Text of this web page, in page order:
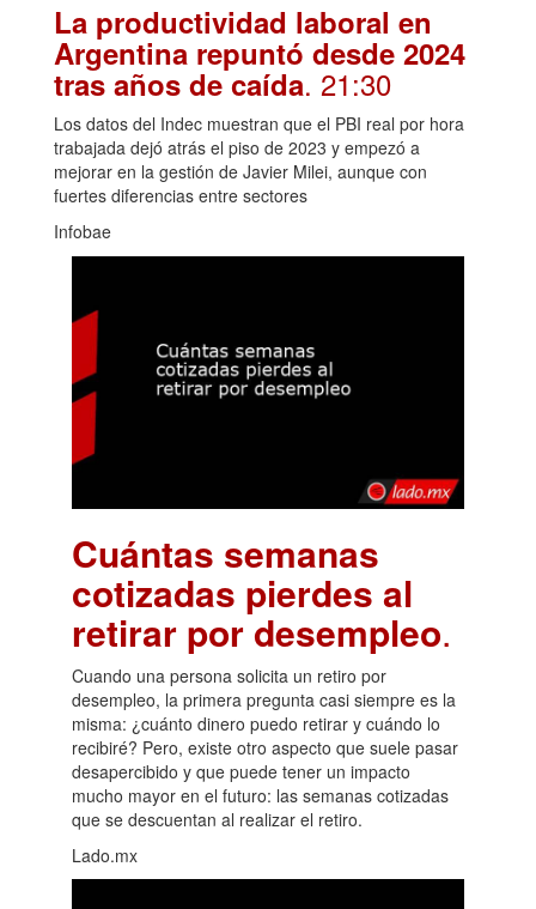
La productividad laboral en
Argentina repuntó desde 2024
tras años de caída. 21:30
Los datos del Indec muestran que el PBI real por hora
trabajada dejó atrás el piso de 2023 y empezó a
mejorar en la gestión de Javier Milei, aunque con
fuertes diferencias entre sectores
Infobae
Cuántas semanas
cotizadas pierdes al
retirar por desempleo.
Cuando una persona solicita un retiro por
desempleo, la primera pregunta casi siempre es la
misma: ¿cuánto dinero puedo retirar y cuándo lo
recibiré? Pero, existe otro aspecto que suele pasar
desapercibido y que puede tener un impacto
mucho mayor en el futuro: las semanas cotizadas
que se descuentan al realizar el retiro.
Lado.mx